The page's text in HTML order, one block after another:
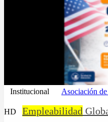
Institucional Asociación
HD Empleabilidad